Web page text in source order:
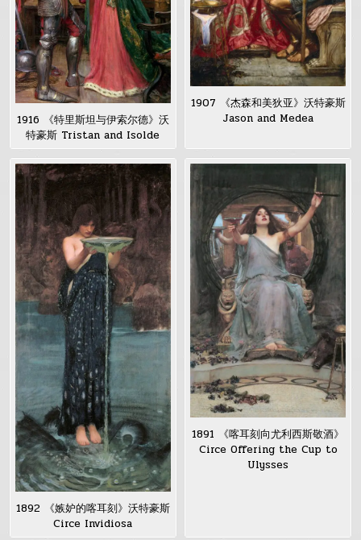
1916 《特里斯坦与伊索尔德》沃
特豪斯 Tristan and Isolde
1907 《杰森和美狄亚》沃特豪斯
Jason and Medea
1892 《嫉妒的喀耳刻》沃特豪斯
Circe Invidiosa
1891 《喀耳刻向尤利西斯敬酒》
Circe Offering the Cup to
Ulysses